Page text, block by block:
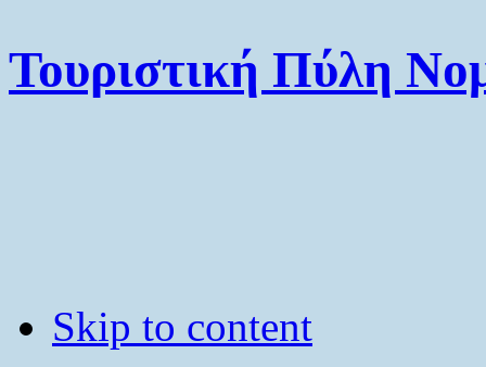
Τουριστική Πύλη
Skip to content